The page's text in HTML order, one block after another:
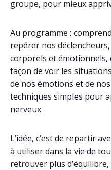
groupe, pour mieux
Au programme :
repérer nos
corporels et
façon de voir les
de nos émotions et de
techniques simples pour
nerveux
L’idée, c’est de repartir
à utiliser dans la vie de
retrouver plus